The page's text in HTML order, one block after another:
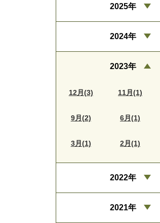
2025年
2024年
2023年
12月(3) 11月(1)
9月(2) 6月(1)
3月(1) 2月(1)
2022年
2021年